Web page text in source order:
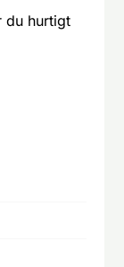
du hurtigt